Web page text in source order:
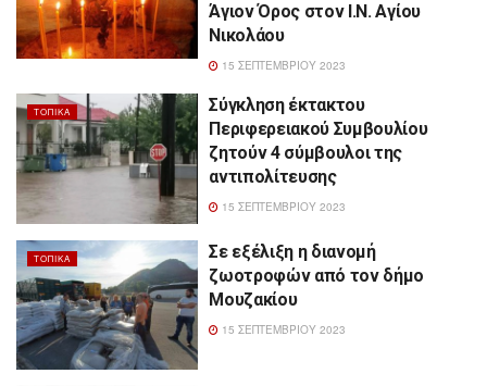
Άγιον Όρος στον Ι.Ν. Αγίου
Νικολάου
15 ΣΕΠΤΕΜΒΡΊΟΥ 2023
ΤΟΠΙΚΆ
Σύγκληση έκτακτου
Περιφερειακού Συμβουλίου
ζητούν 4 σύμβουλοι της
αντιπολίτευσης
15 ΣΕΠΤΕΜΒΡΊΟΥ 2023
ΤΟΠΙΚΆ
Σε εξέλιξη η διανομή
ζωοτροφών από τον δήμο
Μουζακίου
15 ΣΕΠΤΕΜΒΡΊΟΥ 2023